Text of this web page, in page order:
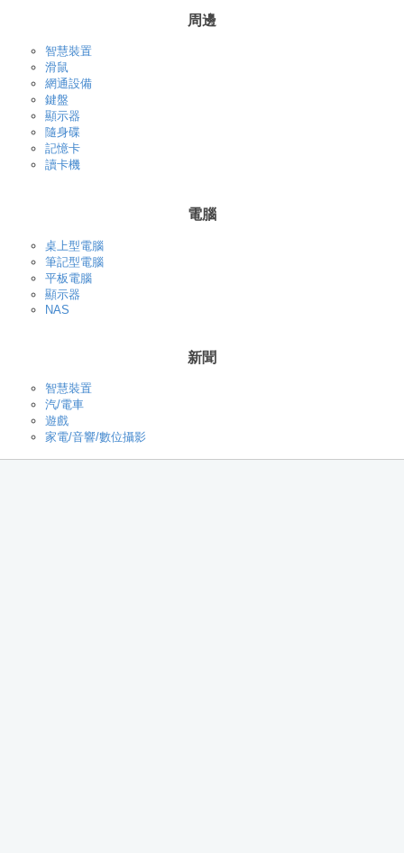
周邊
智慧裝置
滑鼠
網通設備
鍵盤
顯示器
隨身碟
記憶卡
讀卡機
電腦
桌上型電腦
筆記型電腦
平板電腦
顯示器
NAS
新聞
智慧裝置
汽/電車
遊戲
家電/音響/數位攝影